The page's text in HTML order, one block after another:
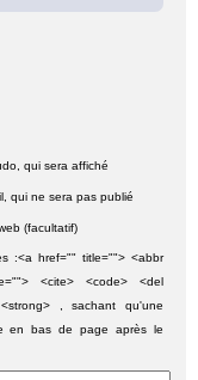
qui sera affiché
qui ne sera pas publié
(facultatif)
:<a href="" title=""> <abbr
<cite> <code> <del
, sachant qu'une
en bas de page après le